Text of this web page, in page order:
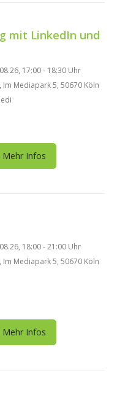
mit LinkedIn und
17:00 - 18:30 Uhr
Im Mediapark 5, 50670 Köln
Mehr Infos
18:00 - 21:00 Uhr
Im Mediapark 5, 50670 Köln
Mehr Infos